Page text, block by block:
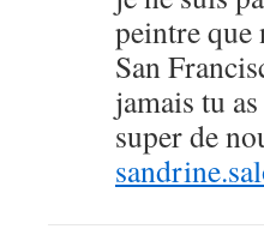
peintre que
San
jamais tu
super de